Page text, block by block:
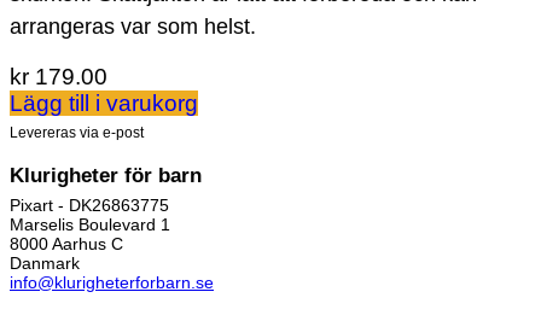
arrangeras var som helst.
kr 179.00
Lägg till i varukorg
Levereras via e-post
Klurigheter för barn
Pixart - DK26863775
Marselis Boulevard 1
8000 Aarhus C
Danmark
info@klurigheterforbarn.se